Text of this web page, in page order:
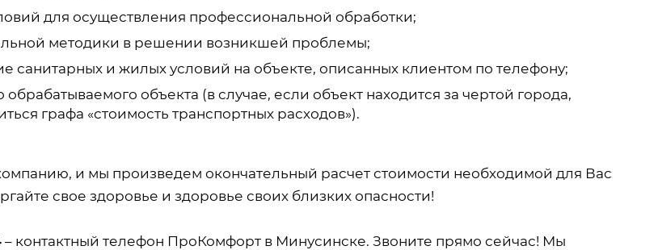
для осуществления профессиональной обработки;
методики в решении возникшей проблемы;
санитарных и жилых условий на объекте, описанных клиентом по телефону;
обрабатываемого объекта (в случае, если объект находится за чертой города,
графа «стоимость транспортных расходов»).
и мы произведем окончательный расчет стоимости необходимой для Вас
свое здоровье и здоровье своих близких опасности!
– контактный телефон ПроКомфорт в Минусинске. Звоните прямо сейчас! Мы